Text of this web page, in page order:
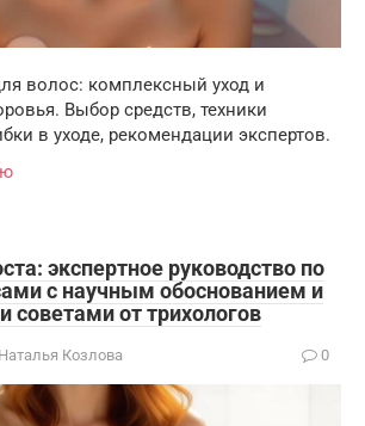
волос: комплексный уход и
Выбор средств, техники
в уходе, рекомендации экспертов.
экспертное руководство по
с научным обоснованием и
советами от трихологов
Наталья Козлова 0